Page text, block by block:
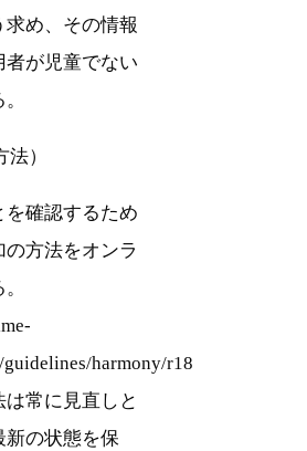
求め、その情報
者が児童でない
）
を確認するため
方法をオンラ
guidelines/harmony/r18
常に見直しと
新の状態を保